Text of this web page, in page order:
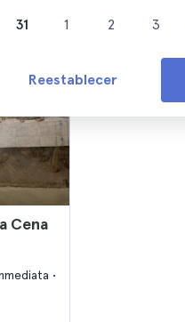
Cena
31 1 2 3
Reestablecer